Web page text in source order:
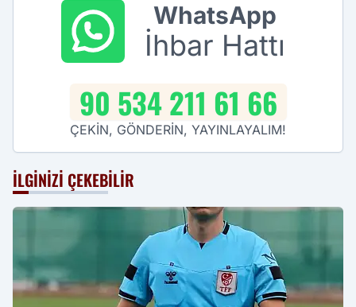
WhatsApp
İhbar Hattı
90 534 211 61 66
ÇEKİN, GÖNDERİN, YAYINLAYALIM!
İLGINIZI ÇEKEBILIR